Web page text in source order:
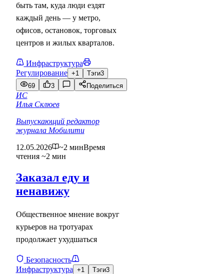
быть там, куда люди ездят
каждый день — у метро,
офисов, остановок, торговых
центров и жилых кварталов.
Инфраструктура
Регулирование +1 Тэги3
69
3 Поделиться
ИС
Илья Склюев
Выпускающий редактор
журнала Мобилити
12.05.2026
~2 минВремя
чтения ~2 мин
Заказал еду и
ненавижу
Общественное мнение вокруг
курьеров на тротуарах
продолжает ухудшаться
Безопасность
Инфраструктура +1 Тэги3